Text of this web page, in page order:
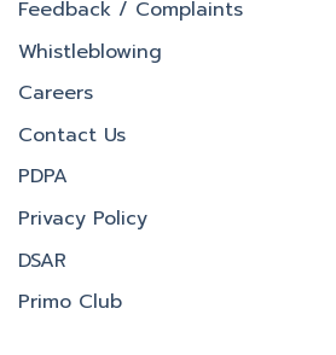
Feedback / Complaints
Whistleblowing
Careers
Contact Us
PDPA
Privacy Policy
DSAR
Primo Club